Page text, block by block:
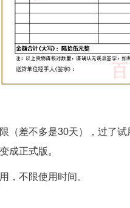
（差不多是30天），过了
成正式版。
，不限使用时间。